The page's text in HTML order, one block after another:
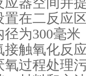
在二反应
为300毫米
触氧化反
过程处理